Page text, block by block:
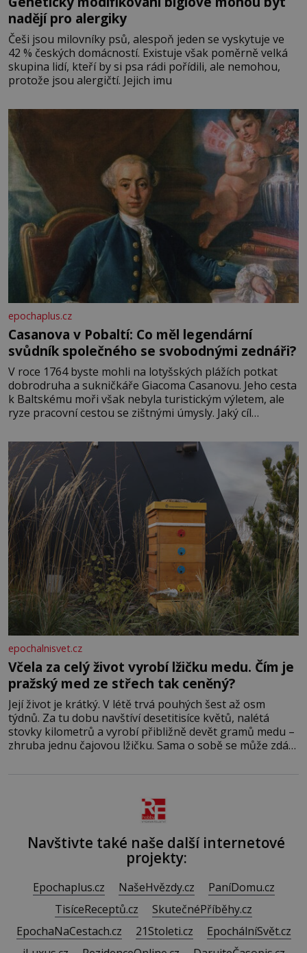
nadějí pro alergiky
Češi jsou milovníky psů, alespoň jeden se vyskytuje ve
42 % českých domácností. Existuje však poměrně velká
skupina lidí, kteří by si psa rádi pořídili, ale nemohou,
protože jsou alergičtí. Jejich imu
epochaplus.cz
Casanova v Pobaltí: Co měl legendární
svůdník společného se svobodnými zednáři?
V roce 1764 byste mohli na lotyšských plážích potkat
dobrodruha a sukničkáře Giacoma Casanovu. Jeho cesta
k Baltskému moři však nebyla turistickým výletem, ale
ryze pracovní cestou se zištnými úmysly. Jaký cíl
lotyšské Rigy? Casanova v Pobaltí kontaktoval tamní
zednářské lóže. Nebyl v této oblasti žádným nováčkem,
protože do zednářské
epochalnisvet.cz
Včela za celý život vyrobí lžičku medu. Čím je
pražský med ze střech tak ceněný?
Její život je krátký. V létě trvá pouhých šest až osm
týdnů. Za tu dobu navštíví desetitisíce květů, nalétá
stovky kilometrů a vyrobí přibližně devět gramů medu –
zhruba jednu čajovou lžičku. Sama o sobě se může zdát
Navštivte také naše další internetové
projekty:
Epochaplus.cz NašeHvězdy.cz
PaníDomu.cz
TisíceReceptů.cz
SkutečnéPříběhy.cz
EpochaNaCestach.cz
21Stoleti.cz
EpochálníSvět.cz